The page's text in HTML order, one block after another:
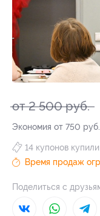
от 2 500 руб.
Экономия от 750 руб.
14 купонов купили
Время продаж
Поделиться с